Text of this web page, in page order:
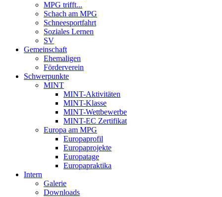
MPG trifft...
Schach am MPG
Schneesportfahrt
Soziales Lernen
SV
Gemeinschaft
Ehemaligen
Förderverein
Schwerpunkte
MINT
MINT-Aktivitäten
MINT-Klasse
MINT-Wettbewerbe
MINT-EC Zertifikat
Europa am MPG
Europaprofil
Europaprojekte
Europatage
Europapraktika
Intern
Galerie
Downloads